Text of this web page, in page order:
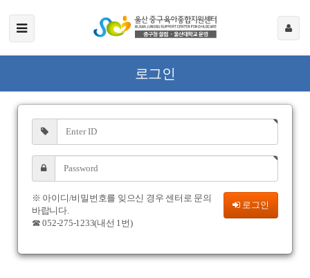
로그인
로그인
※ 아이디/비밀번호를 잊으신 경우 센터로 문의
바랍니다.
☎ 052-275-1233(내선 1번)